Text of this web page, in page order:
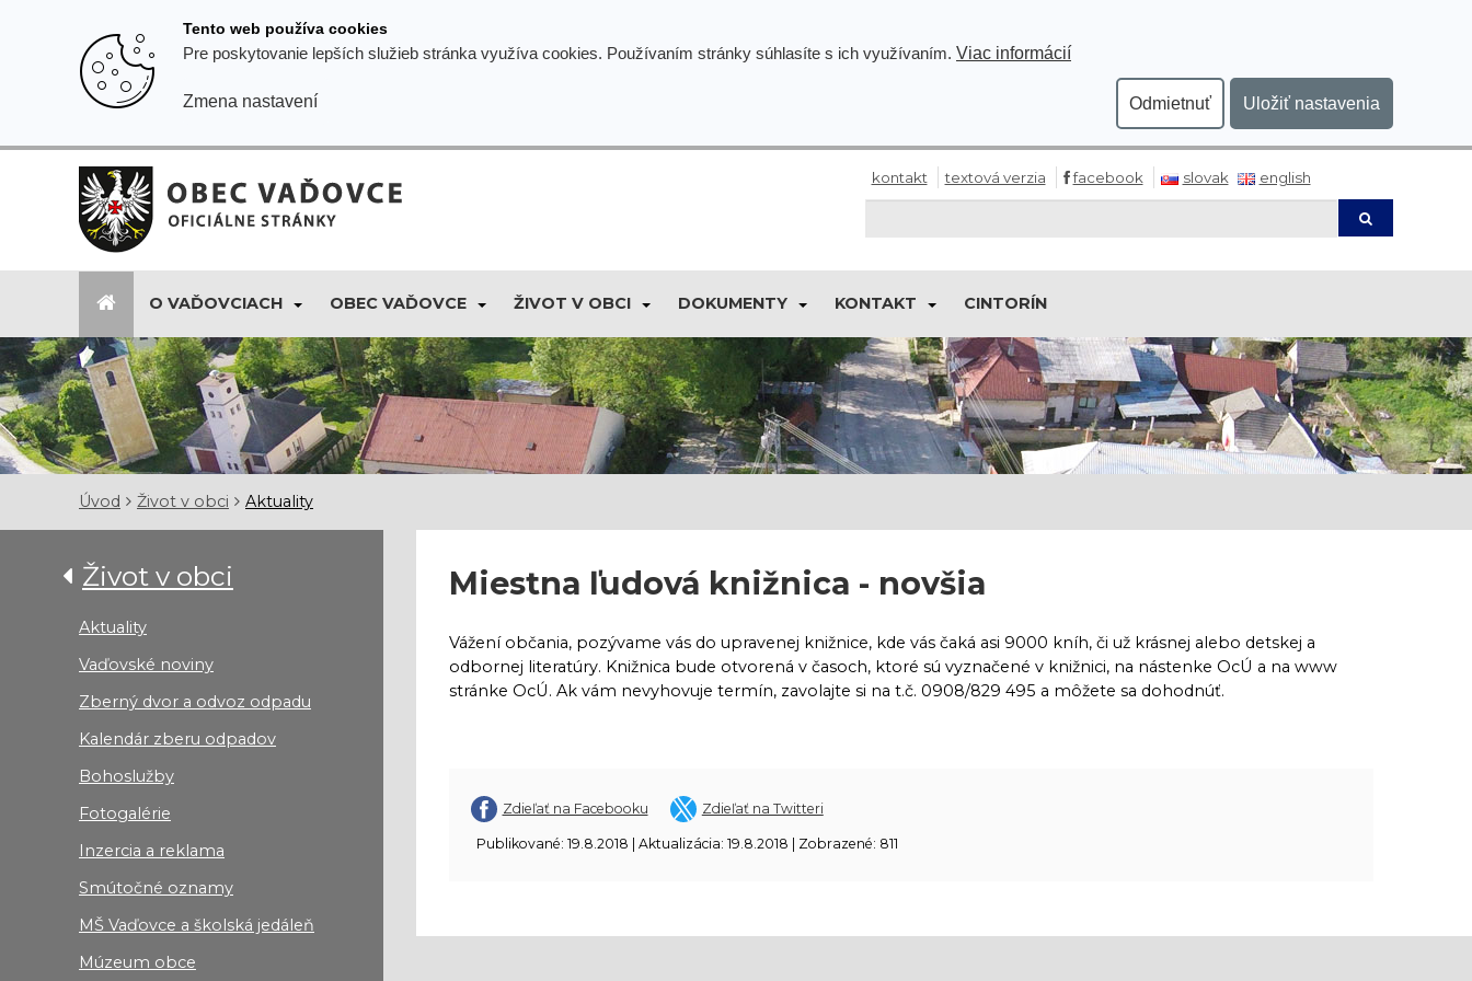
Tento web používa cookies
Pre poskytovanie lepších služieb stránka využíva cookies. Používaním stránky súhlasíte s ich využívaním. Viac informácií
Zmena nastavení Odmietnuť Uložiť nastavenia
kontakt textová verzia facebook slovak english
O VAĎOVCIACH OBEC VAĎOVCE ŽIVOT V OBCI DOKUMENTY KONTAKT CINTORÍN
Úvod Život v obci Aktuality
Život v obci
Aktuality
Vaďovské noviny
Zberný dvor a odvoz odpadu
Kalendár zberu odpadov
Bohoslužby
Fotogalérie
Inzercia a reklama
Smútočné oznamy
MŠ Vaďovce a školská jedáleň
Múzeum obce
Miestna ľudová knižnica - novšia
Vážení občania, pozývame vás do upravenej knižnice, kde vás čaká asi 9000 kníh, či už krásnej alebo detskej a
odbornej literatúry. Knižnica bude otvorená v časoch, ktoré sú vyznačené v knižnici, na nástenke OcÚ a na www
stránke OcÚ. Ak vám nevyhovuje termín, zavolajte si na t.č. 0908/829 495 a môžete sa dohodnúť.
Zdieľať na Facebooku Zdieľať na Twitteri
Publikované: 19.8.2018 | Aktualizácia: 19.8.2018 | Zobrazené: 811